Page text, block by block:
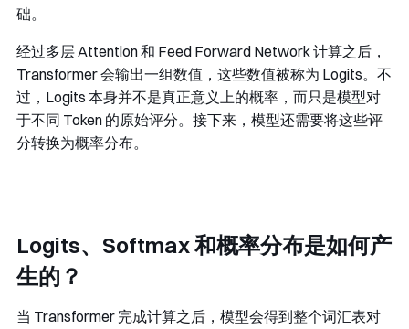
础。
经过多层 Attention 和 Feed Forward Network 计算之后，
Transformer 会输出一组数值，这些数值被称为 Logits。不
过，Logits 本身并不是真正意义上的概率，而只是模型对
于不同 Token 的原始评分。接下来，模型还需要将这些评
分转换为概率分布。
Logits、Softmax 和概率分布是如何产
生的？
当 Transformer 完成计算之后，模型会得到整个词汇表对